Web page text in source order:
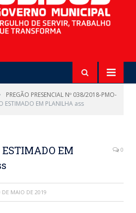
PREGÃO PRESENCIAL Nº 038/2018-PMO-
ESTIMADO EM PLANILHA ass
EM
0
DE MAIO DE 2019